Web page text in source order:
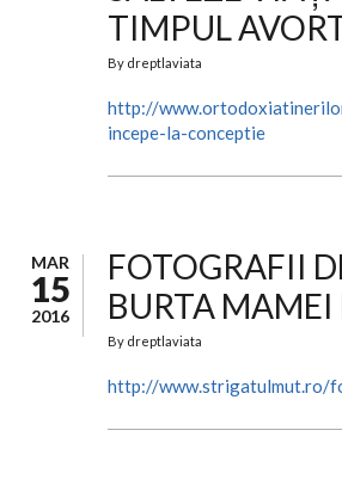
TIMPUL
By dreptlaviata
http://
incepe-la-conceptie
MAR
15
2016
FOTOGRAFII
BURTA MAMEI
By dreptlaviata
http://www.strigatulmut.ro/